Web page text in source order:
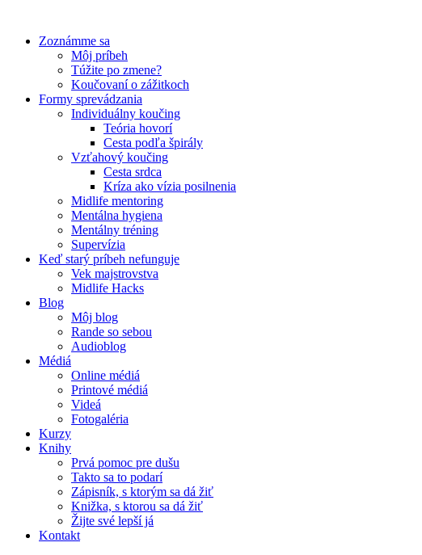
obsah
Zoznámme sa
Môj príbeh
Túžite po zmene?
Koučovaní o zážitkoch
Formy sprevádzania
Individuálny koučing
Teória hovorí
Cesta podľa špirály
Vzťahový koučing
Cesta srdca
Kríza ako vízia posilnenia
Midlife mentoring
Mentálna hygiena
Mentálny tréning
Supervízia
Keď starý príbeh nefunguje
Vek majstrovstva
Midlife Hacks
Blog
Môj blog
Rande so sebou
Audioblog
Médiá
Online médiá
Printové médiá
Videá
Fotogaléria
Kurzy
Knihy
Prvá pomoc pre dušu
Takto sa to podarí
Zápisník, s ktorým sa dá žiť
Knižka, s ktorou sa dá žiť
Žijte své lepší já
Kontakt